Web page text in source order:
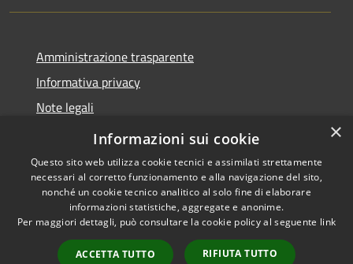
Amministrazione trasparente
Informativa privacy
Note legali
Dichiarazione di accessibilità
Accessibilità
Copyright © 2026 • Comune di
Vidor • Powered by
Municipium•
Accesso
×
Informazioni sui cookie
Questo sito web utilizza cookie tecnici e assimilati strettamente
necessari al corretto funzionamento e alla navigazione del sito,
nonché un cookie tecnico analitico al solo fine di elaborare
informazioni statistiche, aggregate e anonime.
Per maggiori dettagli, può consultare la cookie policy al seguente link
ACCETTA TUTTO RIFIUTA TUTTO